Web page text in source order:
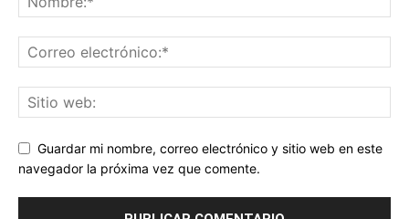
Guardar mi nombre, correo electrónico y sitio web en este
navegador la próxima vez que comente.